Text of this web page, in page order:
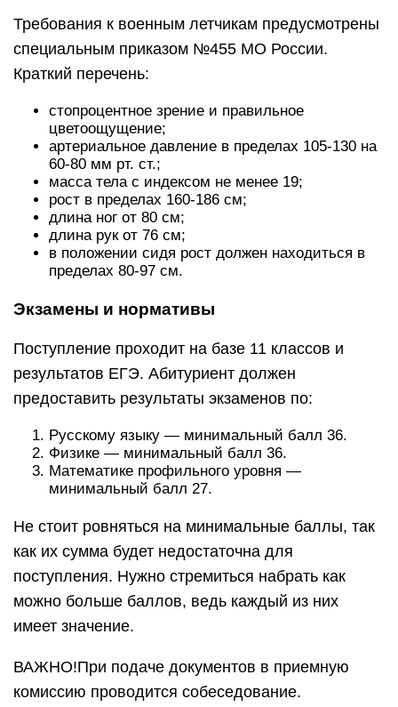
Требования к военным летчикам предусмотрены
специальным приказом №455 МО России.
Краткий перечень:
стопроцентное зрение и правильное
цветоощущение;
артериальное давление в пределах 105-130 на
60-80 мм рт. ст.;
масса тела с индексом не менее 19;
рост в пределах 160-186 см;
длина ног от 80 см;
длина рук от 76 см;
в положении сидя рост должен находиться в
пределах 80-97 см.
Экзамены и нормативы
Поступление проходит на базе 11 классов и
результатов ЕГЭ. Абитуриент должен
предоставить результаты экзаменов по:
Русскому языку — минимальный балл 36.
Физике — минимальный балл 36.
Математике профильного уровня —
минимальный балл 27.
Не стоит ровняться на минимальные баллы, так
как их сумма будет недостаточна для
поступления. Нужно стремиться набрать как
можно больше баллов, ведь каждый из них
имеет значение.
ВАЖНО!При подаче документов в приемную
комиссию проводится собеседование.